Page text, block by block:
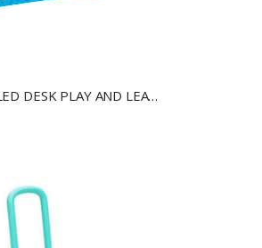
CAROTINA LED DESK PLAY AND LEARN 3 IN 1